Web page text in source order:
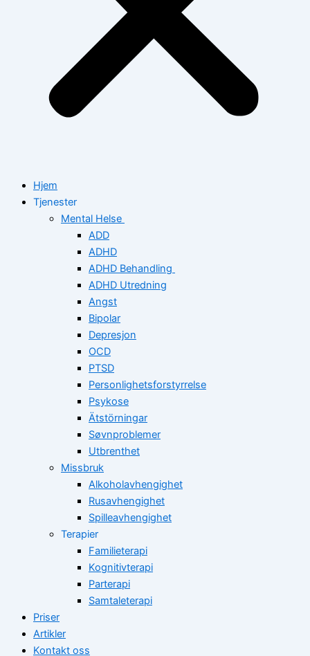
Hjem
Tjenester
Mental Helse
ADD
ADHD
ADHD Behandling
ADHD Utredning
Angst
Bipolar
Depresjon
OCD
PTSD
Personlighetsforstyrrelse
Psykose
Ätstörningar
Søvnproblemer
Utbrenthet
Missbruk
Alkoholavhengighet
Rusavhengighet
Spilleavhengighet
Terapier
Familieterapi
Kognitivterapi
Parterapi
Samtaleterapi
Priser
Artikler
Kontakt oss